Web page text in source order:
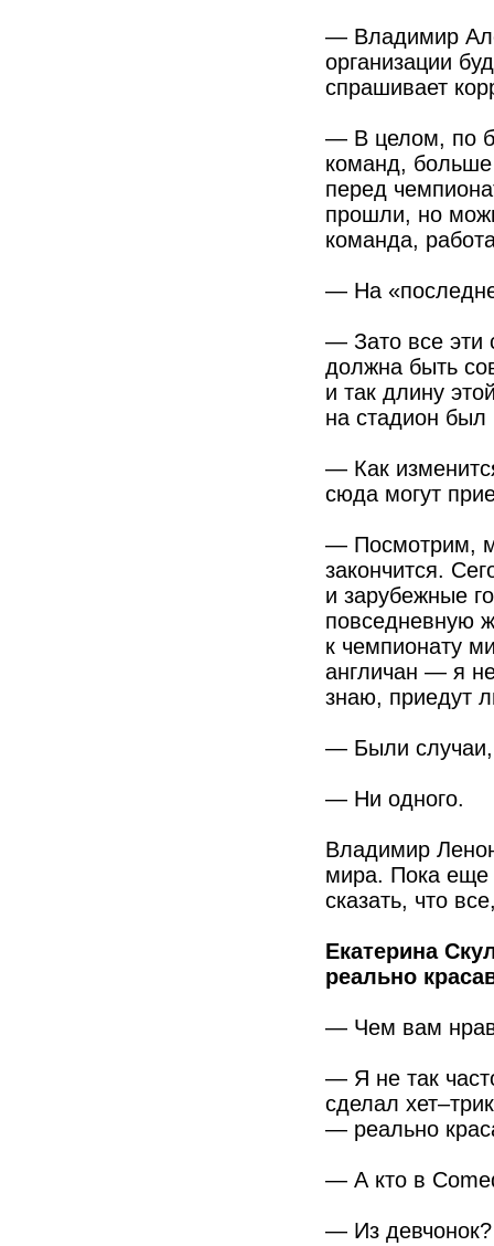
— Владимир
организации
спрашивает
— В целом, по
команд, больше
перед
прошли, но
команда,
— На
— Зато все эти
должна быть
и так длину
на стадион был
— Как
сюда могут
— Посмотрим,
закончится.
и зарубежные
повседневную
к чемпионату
англичан — я
знаю, приедут
— Были случаи,
— Ни одного.
Владимир
мира. Пока еще
сказать, что
Екатерина
реально
— Чем вам
— Я не так
сделал
— реально
— А кто в
— Из